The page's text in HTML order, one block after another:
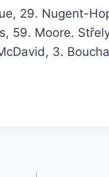
29. Nugent-
59. Moore.
3.